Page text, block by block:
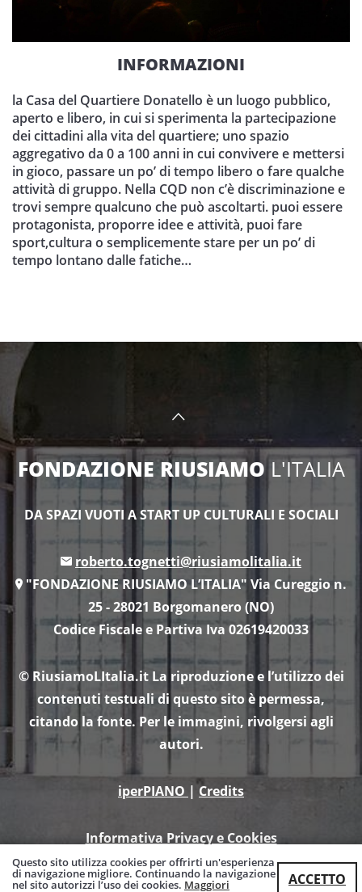
INFORMAZIONI
la Casa del Quartiere Donatello è un luogo pubblico,
aperto e libero, in cui si sperimenta la partecipazione
dei cittadini alla vita del quartiere; uno spazio
aggregativo da 0 a 100 anni in cui convivere e mettersi
in gioco, passare un po’ di tempo libero o fare qualche
attività di gruppo. Nella CQD non c’è discriminazione e
trovi sempre qualcuno che può ascoltarti. puoi essere
protagonista, proporre idee e attività, puoi fare
sport,cultura o semplicemente stare per un po’ di
tempo lontano dalle fatiche…
FONDAZIONE RIUSIAMOL'ITALIA
DA SPAZI VUOTI A START UP CULTURALI E SOCIALI
roberto.tognetti@riusiamolitalia.it
"FONDAZIONE RIUSIAMO L’ITALIA" Via Cureggio n.
25 - 28021 Borgomanero (NO)
Codice Fiscale e Partiva Iva 02619420033
© RiusiamoLItalia.itLa riproduzione e l’utilizzo dei
contenuti testuali di questo sito è permessa,
citando la fonte. Per le immagini, rivolgersi agli
autori.
iperPIANO | Credits
Informativa Privacy e Cookies
Questo sito utilizza cookies per offrirti un'esperienza
di navigazione migliore. Continuando la navigazione
nel sito autorizzi l’uso dei cookies. Maggiori ACCETTO